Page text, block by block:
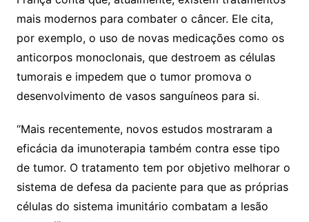
mais modernos para combater o câncer. Ele cita,
por exemplo, o uso de novas medicações como os
anticorpos monoclonais, que destroem as células
tumorais e impedem que o tumor promova o
desenvolvimento de vasos sanguíneos para si.
“Mais recentemente, novos estudos mostraram a
eficácia da imunoterapia também contra esse tipo
de tumor. O tratamento tem por objetivo melhorar o
sistema de defesa da paciente para que as próprias
células do sistema imunitário combatam a lesão